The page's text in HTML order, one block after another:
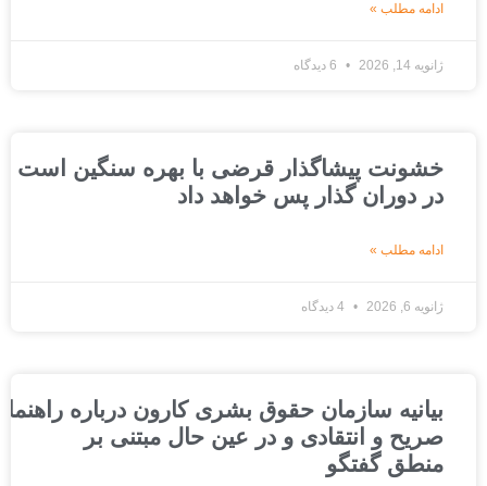
ادامه مطلب »
ژانویه 14, 2026 6 دیدگاه
خشونت پیشاگذار قرضی با بهره سنگین است که
در دوران گذار پس خواهد داد
ادامه مطلب »
ژانویه 6, 2026 4 دیدگاه
بیانیه سازمان حقوق بشری کارون درباره راهنمای
صریح و انتقادی و در عین حال مبتنی بر
منطق گفتگو